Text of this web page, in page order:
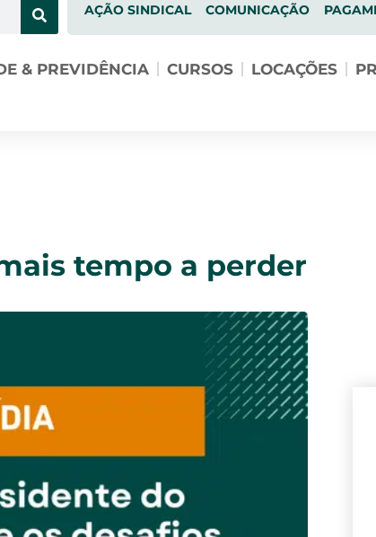
AÇÃO SINDICAL COMUNICAÇÃO
& PREVIDÊNCIA CURSOS LOCAÇÕES
tempo a perder